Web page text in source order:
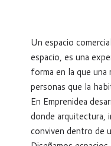
Un espacio
espacio, es una
forma en la que una
personas que la
En Emprenidea
donde arquitectura,
conviven dentro de